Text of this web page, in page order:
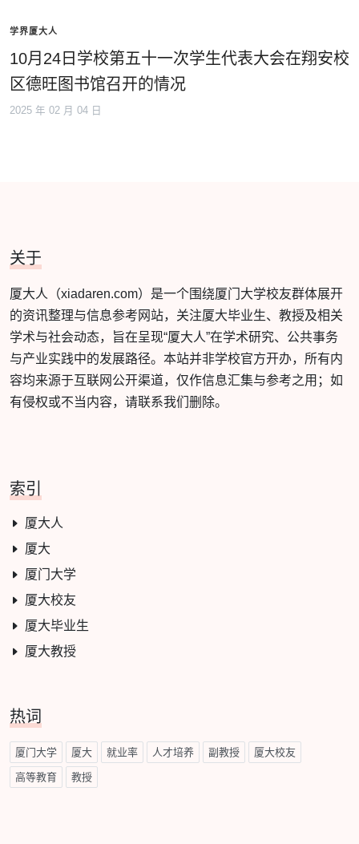
学界厦大人
10月24日学校第五十一次学生代表大会在翔安校
区德旺图书馆召开的情况
2025 年 02 月 04 日
关于
厦大人（xiadaren.com）是一个围绕厦门大学校友群体展开
的资讯整理与信息参考网站，关注厦大毕业生、教授及相关
学术与社会动态，旨在呈现“厦大人”在学术研究、公共事务
与产业实践中的发展路径。本站并非学校官方开办，所有内
容均来源于互联网公开渠道，仅作信息汇集与参考之用；如
有侵权或不当内容，请联系我们删除。
索引
厦大人
厦大
厦门大学
厦大校友
厦大毕业生
厦大教授
热词
厦门大学 厦大 就业率 人才培养 副教授 厦大校友
高等教育 教授